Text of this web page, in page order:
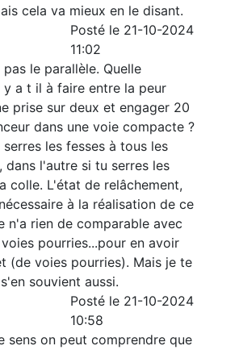
cela va mieux en le disant.
Posté le 21-10-2024
11:02
le parallèle. Quelle
y a t il à faire entre la peur
prise sur deux et engager 20
dans une voie compacte ?
les fesses à tous les
dans l'autre si tu serres les
colle. L'état de relâchement,
à la réalisation de ce
n'a rien de comparable avec
pourries...pour en avoir
(de voies pourries). Mais je te
souvient aussi.
Posté le 21-10-2024
10:58
sens on peut comprendre que